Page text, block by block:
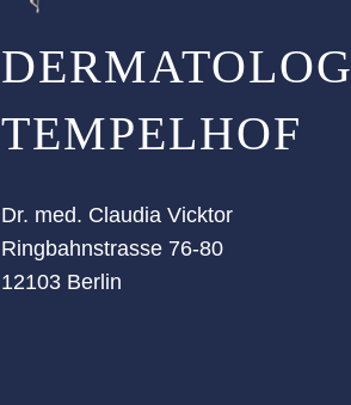
TEMPELHOF
Dr. med. Claudia Vicktor
Ringbahnstrasse 76-80
12103 Berlin